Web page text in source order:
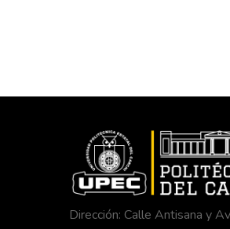
Dirección: Calle Antisana y